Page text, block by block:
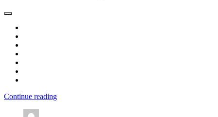
Continue reading